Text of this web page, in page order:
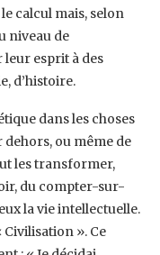
calcul mais, selon
niveau de
leur esprit à des
d’histoire.
dans les choses
dehors, ou même de
les transformer,
du compter-sur-
la vie intellectuelle.
». Ce